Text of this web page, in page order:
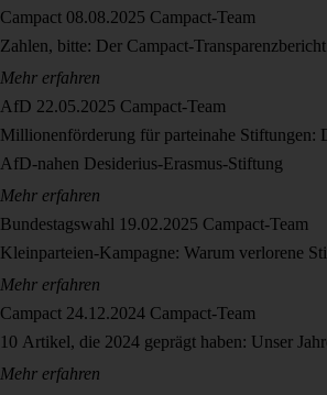
Campact 08.08.2025 Campact-Team
Zahlen, bitte: Der Campact-
Mehr erfahren
AfD 22.05.2025 Campact-Team
Millionenförderung für parteinahe Stiftungen:
AfD-nahen Desiderius-Erasmus-Stiftung
Mehr erfahren
Bundestagswahl 19.02.2025 Campact-Team
Kleinparteien-Kampagne: Warum verlorene
Mehr erfahren
Campact 24.12.2024 Campact-Team
10 Artikel, die 2024 geprägt haben: Unser
Mehr erfahren